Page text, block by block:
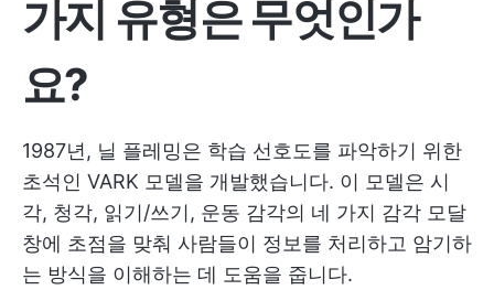
가지 유형은 무엇인가
요?
1987년, 닐 플레밍은 학습 선호도를 파악하기 위한
초석인 VARK 모델을 개발했습니다. 이 모델은 시
각, 청각, 읽기/쓰기, 운동 감각의 네 가지 감각 모달
창에 초점을 맞춰 사람들이 정보를 처리하고 암기하
는 방식을 이해하는 데 도움을 줍니다.